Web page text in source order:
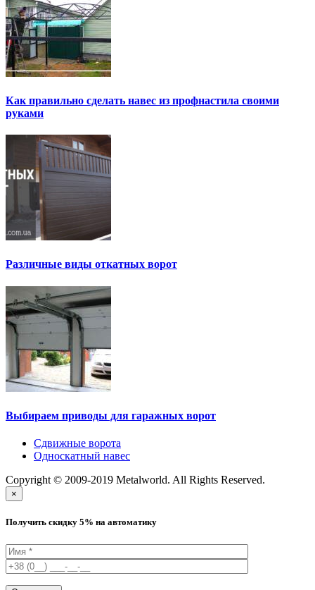
Как правильно сделать навес из профнастила своими
руками
Различные виды откатных ворот
Выбираем приводы для гаражных ворот
Сдвижные ворота
Односкатный навес
Copyright © 2009-2019 Metalworld. All Rights Reserved.
×
Получить скидку 5% на автоматику